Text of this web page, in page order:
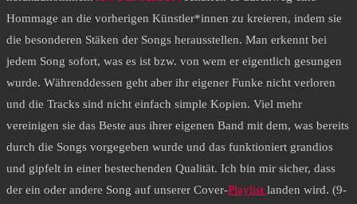
Hommage an die vorherigen Künstler*innen zu kreieren, indem sie
die besonderen Stäken der Songs herausstellen. Man erkennt bei
jedem Song sofort, was es ist bzw. von wem er eigentlich gesungen
wurde. Währenddessen geht aber ihr eigener Funke nicht verloren
und die Tracks sind nicht einfach simple Kopien. Viel mehr
vereinigen sie das Beste aus ihrer eigenen Band mit dem, was bereits
durch die Songs vorgegeben wurde und das funktioniert grandios
und gipfelt in einer bestechenden Qualität. Ich bin mir sicher, dass
der ein oder andere Song auf unserer Cover-Playlist landen wird. (9-